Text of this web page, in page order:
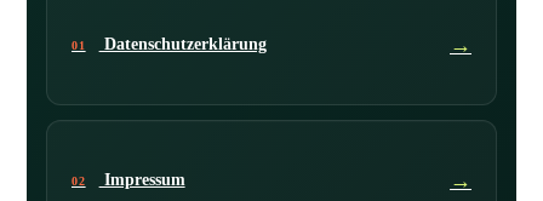
01 Datenschutzerklärung →
02 Impressum →